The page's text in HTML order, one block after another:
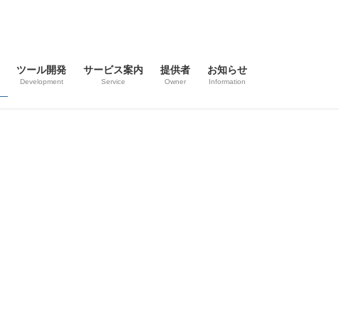
ツール開発
Development
サービス案内
Service
提供者
Owner
お知らせ
Information